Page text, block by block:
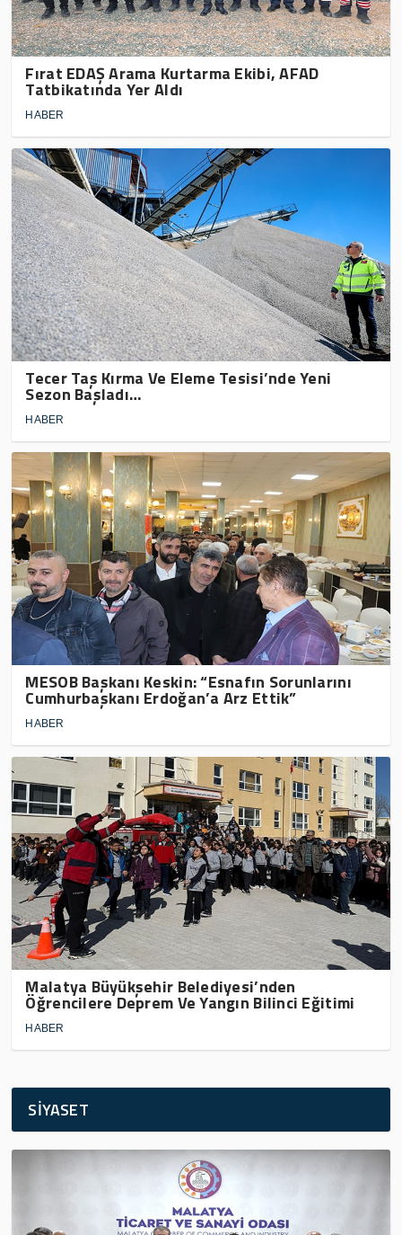
Fırat EDAŞ Arama Kurtarma Ekibi, AFAD
Tatbikatında Yer Aldı
HABER
Tecer Taş Kırma Ve Eleme Tesisi’nde Yeni
Sezon Başladı…
HABER
MESOB Başkanı Keskin: “Esnafın Sorunlarını
Cumhurbaşkanı Erdoğan’a Arz Ettik”
HABER
Malatya Büyükşehir Belediyesi’nden
Öğrencilere Deprem Ve Yangın Bilinci Eğitimi
HABER
SİYASET